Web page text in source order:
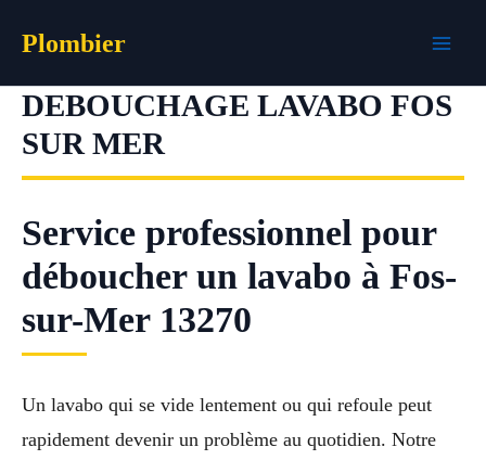
Plombier
DEBOUCHAGE LAVABO FOS
SUR MER
Service professionnel pour
déboucher un lavabo à Fos-
sur-Mer 13270
Un lavabo qui se vide lentement ou qui refoule peut
rapidement devenir un problème au quotidien. Notre